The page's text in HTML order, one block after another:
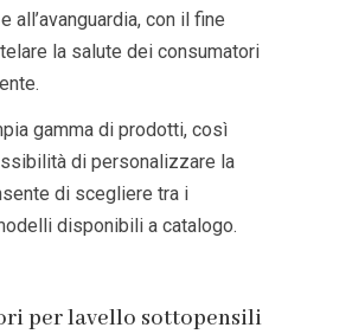
all’avanguardia, con il fine
la salute dei consumatori
gamma di prodotti, così
di personalizzare la
di scegliere tra i
disponibili a catalogo.
per lavello sottopensili